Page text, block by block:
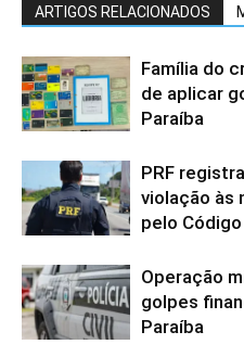
ARTIGOS RELACIONADOS
Família do
de aplicar
Paraíba
PRF
violação às
pelo
Operação
golpes
Paraíba